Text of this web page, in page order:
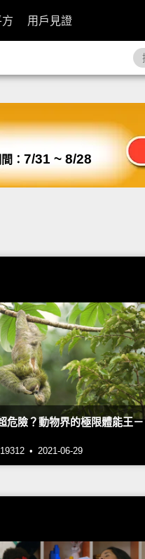
用戶見證
： 7/31 ~ 8/28
危險？動物界的極限體能王－
• 2021-06-29